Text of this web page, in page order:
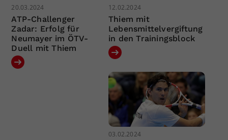
20.03.2024
ATP-Challenger
Zadar: Erfolg für
Neumayer im ÖTV-
Duell mit Thiem
12.02.2024
Thiem mit
Lebensmittelvergiftung
in den Trainingsblock
03.02.2024